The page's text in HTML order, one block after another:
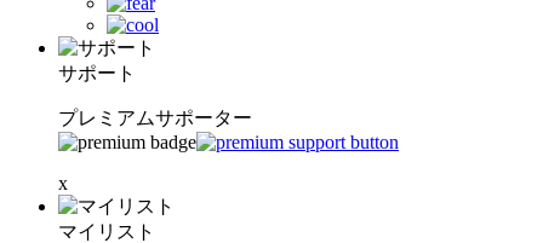
サポート
プレミアムサポーター
x
マイリスト